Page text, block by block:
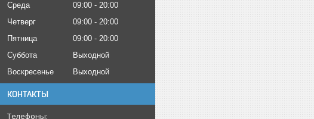
Среда
09:00
20:00
Четверг
09:00
20:00
Пятница
09:00
20:00
Суббота
Выходной
Воскресенье
Выходной
КОНТАКТЫ